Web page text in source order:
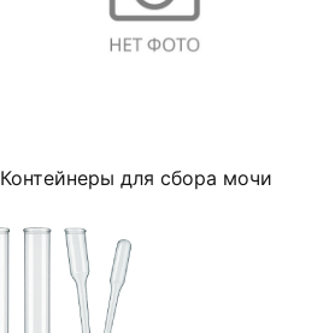
Контейнеры для сбора мочи